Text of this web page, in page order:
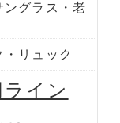
ングラス・老
・リュック
イン